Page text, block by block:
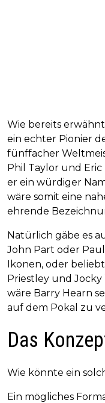
Wie bereits
ein echter Pionier
fünffacher
Phil Taylor und
er ein würdiger
wäre somit eine
ehrende
Natürlich gäbe es
John Part oder
Ikonen, oder
Priestley und Jocky
wäre Barry Hearn
auf dem Pokal zu
Das
Wie könnte ein
Ein mögliches